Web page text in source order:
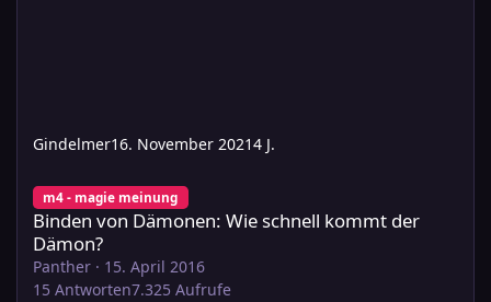
Gindelmer16. November 20214 J.
Binden von Dämonen: Wie schnell kommt der Dämon?
m4 - magie meinung
Binden von Dämonen: Wie schnell kommt der
Dämon?
Panther · 15. April 2016
15 Antworten7.325 Aufrufe